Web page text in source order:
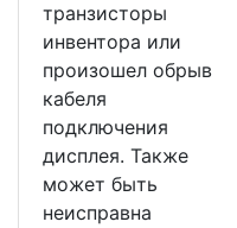
транзисторы
инвентора или
произошел обрыв
кабеля
подключения
дисплея. Также
может быть
неисправна